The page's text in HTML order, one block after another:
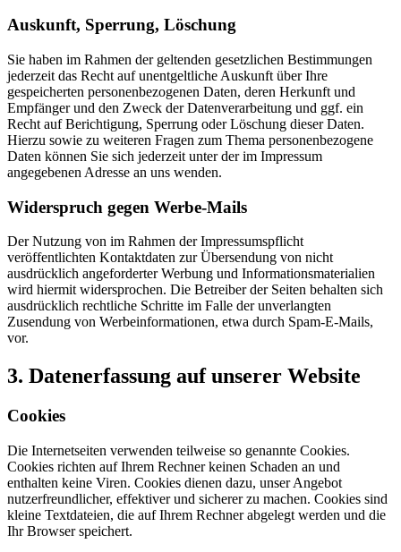
Auskunft, Sperrung, Löschung
Sie haben im Rahmen der geltenden gesetzlichen Bestimmungen
jederzeit das Recht auf unentgeltliche Auskunft über Ihre
gespeicherten personenbezogenen Daten, deren Herkunft und
Empfänger und den Zweck der Datenverarbeitung und ggf. ein
Recht auf Berichtigung, Sperrung oder Löschung dieser Daten.
Hierzu sowie zu weiteren Fragen zum Thema personenbezogene
Daten können Sie sich jederzeit unter der im Impressum
angegebenen Adresse an uns wenden.
Widerspruch gegen Werbe-Mails
Der Nutzung von im Rahmen der Impressumspflicht
veröffentlichten Kontaktdaten zur Übersendung von nicht
ausdrücklich angeforderter Werbung und Informationsmaterialien
wird hiermit widersprochen. Die Betreiber der Seiten behalten sich
ausdrücklich rechtliche Schritte im Falle der unverlangten
Zusendung von Werbeinformationen, etwa durch Spam-E-Mails,
vor.
3. Datenerfassung auf unserer Website
Cookies
Die Internetseiten verwenden teilweise so genannte Cookies.
Cookies richten auf Ihrem Rechner keinen Schaden an und
enthalten keine Viren. Cookies dienen dazu, unser Angebot
nutzerfreundlicher, effektiver und sicherer zu machen. Cookies sind
kleine Textdateien, die auf Ihrem Rechner abgelegt werden und die
Ihr Browser speichert.